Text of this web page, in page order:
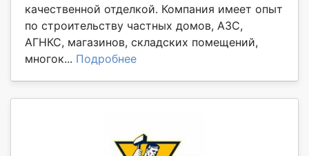
качественной отделкой. Компания имеет опыт
по строительству частных домов, АЗС,
АГНКС, магазинов, складских помещений,
многок... Подробнее